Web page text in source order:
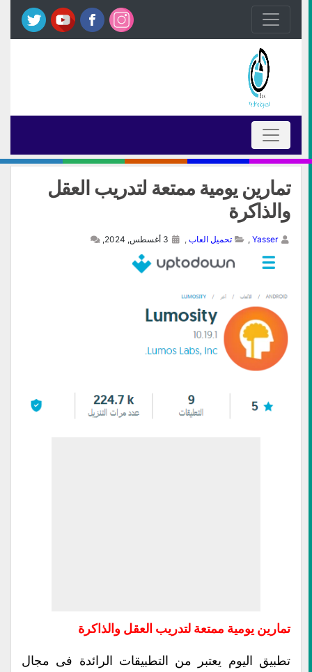
تمارين يومية ممتعة لتدريب العقل
والذاكرة
Yasser
, تحميل العاب ,
تمارين يومية ممتعة لتدريب العقل والذاكرة
تطبيق اليوم يعتبر من التطبيقات الرائدة فى مجال